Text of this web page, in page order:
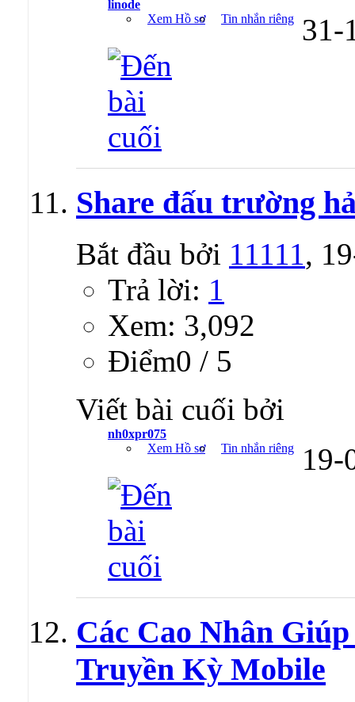
linode
Xem Hồ sơ
Tin nhắn riêng 31-
Share đấu trường
Bắt đầu bởi 11111,
Trả lời: 1
Xem: 3,092
Ðiểm0 / 5
Viết bài cuối bởi
nh0xpr075
Xem Hồ sơ
Tin nhắn riêng
Các Cao Nhân
Truyền Kỳ Mobile